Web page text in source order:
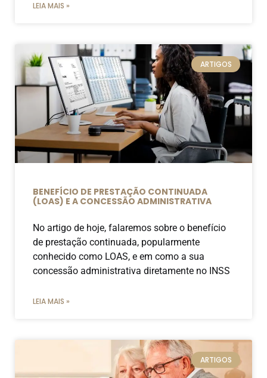
LEIA MAIS »
ARTIGOS
BENEFÍCIO DE PRESTAÇÃO CONTINUADA
(LOAS) E A CONCESSÃO ADMINISTRATIVA
No artigo de hoje, falaremos sobre o benefício
de prestação continuada, popularmente
conhecido como LOAS, e em como a sua
concessão administrativa diretamente no INSS
LEIA MAIS »
ARTIGOS